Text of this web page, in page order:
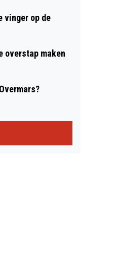
vinger op de
overstap maken